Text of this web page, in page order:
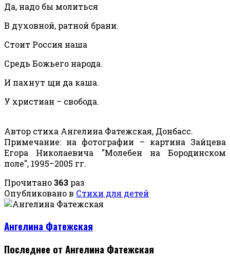
Да, надо бы молиться
В духовной, ратной брани.
Стоит Россия наша
Средь Божьего народа.
И пахнут щи да каша.
У христиан – свобода.
Автор стиха Ангелина Фатежская, Донбасс.
Примечание: на фотографии – картина Зайцева
Егора Николаевича "Молебен на Бородинском
поле", 1995–2005 гг.
Прочитано363 раз
Опубликовано в Стихи для детей
Ангелина Фатежская
Последнее от Ангелина Фатежская